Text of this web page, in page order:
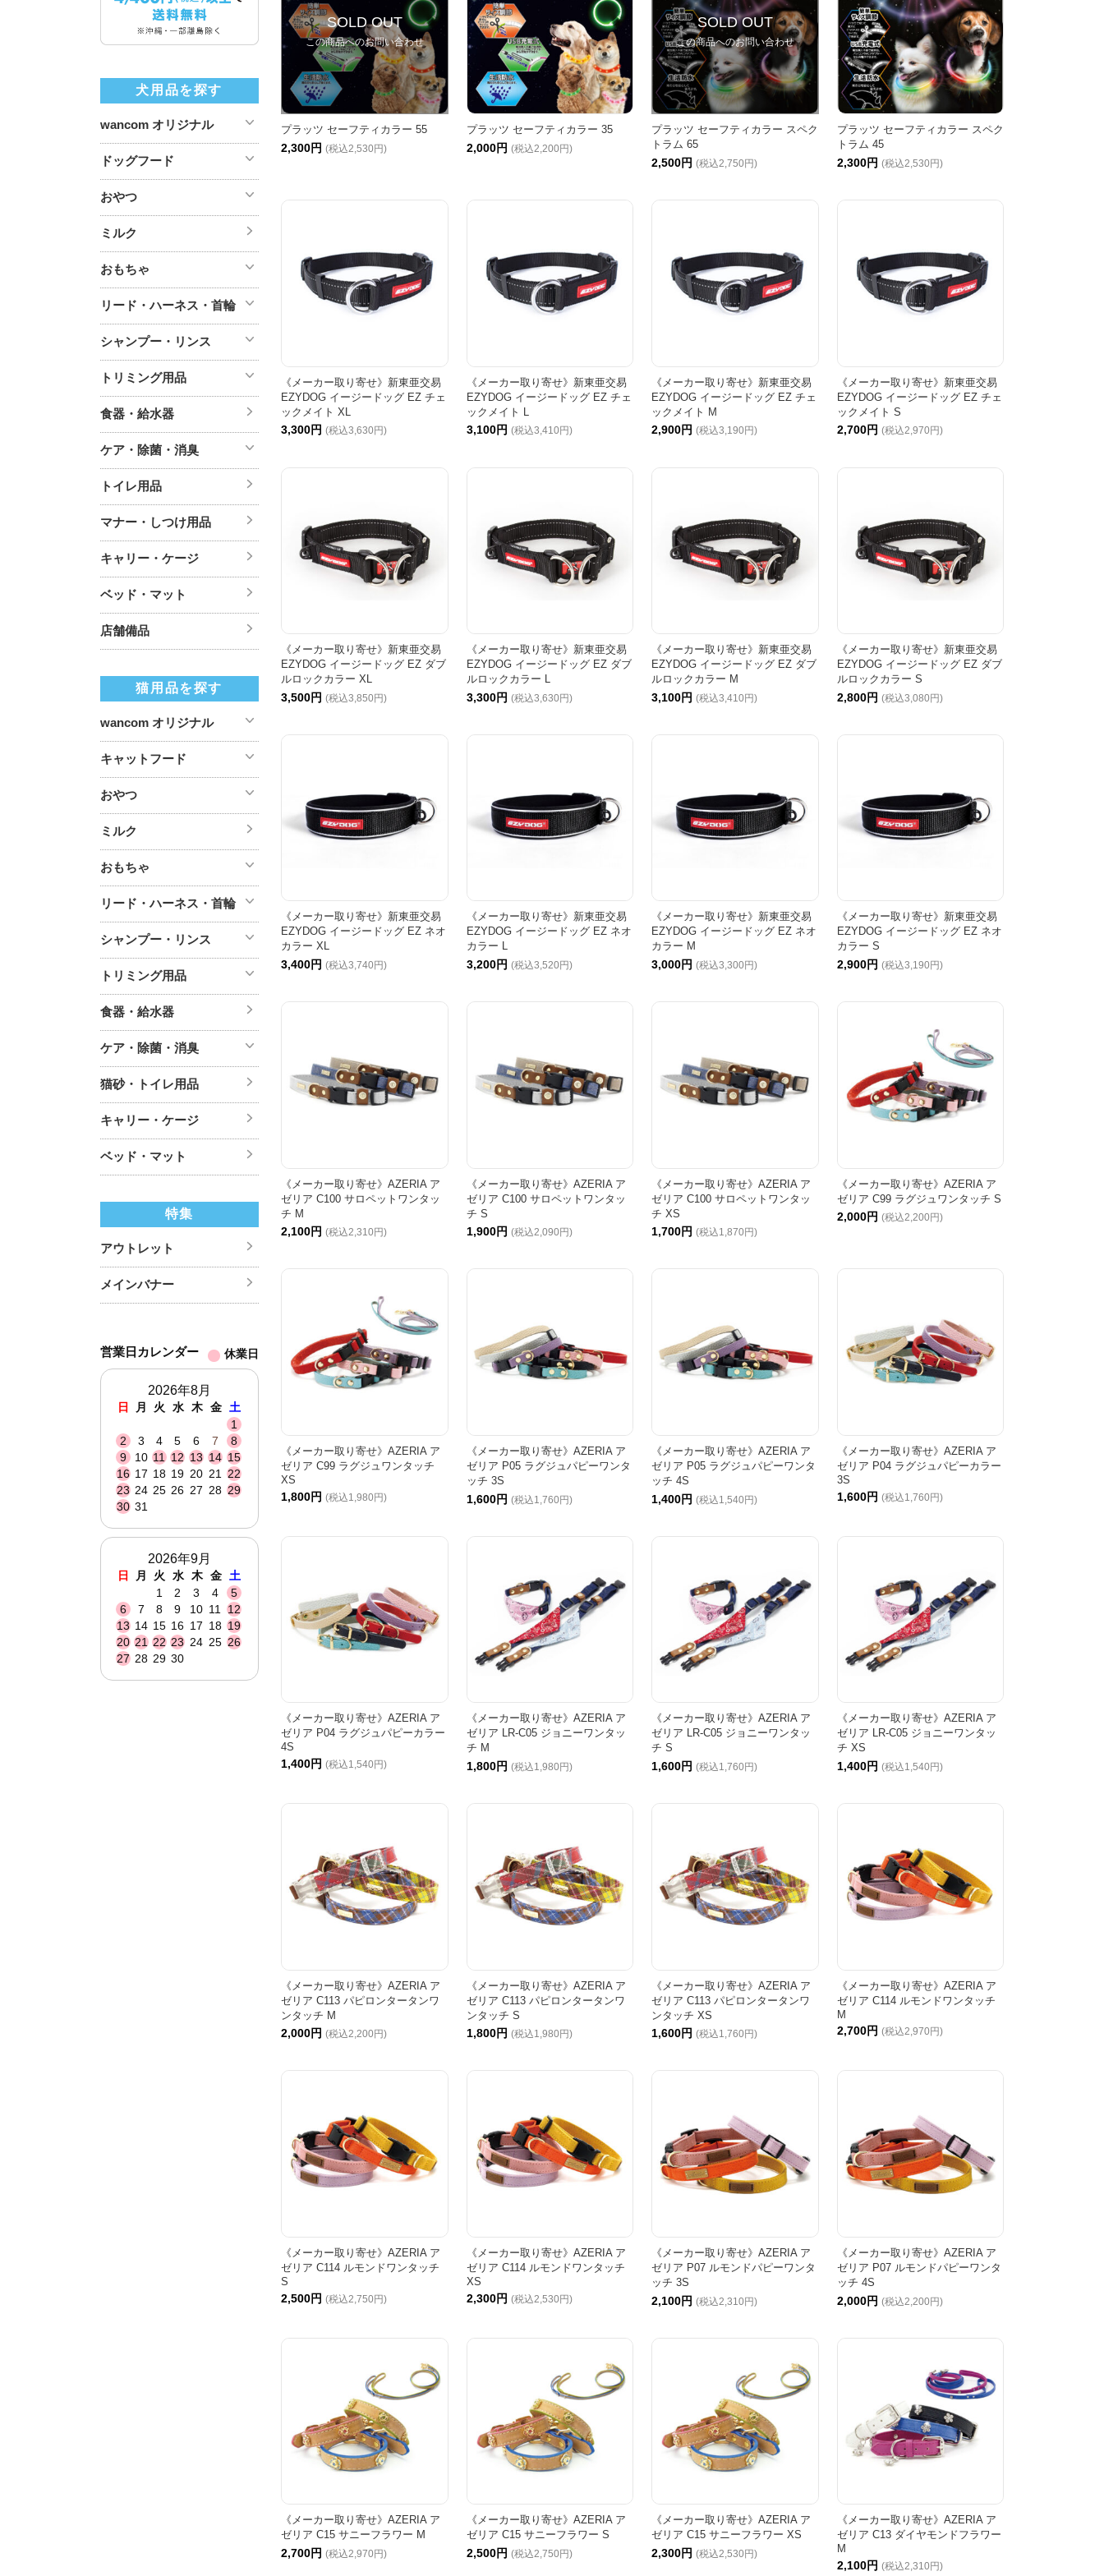
SOLD OUT
この商品へのお問い合わせ
プラッツ セーフティカラー 55
2,300円 (税込2,530円)
プラッツ セーフティカラー 35
2,000円 (税込2,200円)
SOLD OUT
この商品へのお問い合わせ
プラッツ セーフティカラー スペク
トラム 65
2,500円 (税込2,750円)
プラッツ セーフティカラー スペク
トラム 45
2,300円 (税込2,530円)
《メーカー取り寄せ》新東亜交易
EZYDOG イージードッグ EZ チェ
ックメイト XL
3,300円 (税込3,630円)
《メーカー取り寄せ》新東亜交易
EZYDOG イージードッグ EZ チェ
ックメイト L
3,100円 (税込3,410円)
《メーカー取り寄せ》新東亜交易
EZYDOG イージードッグ EZ チェ
ックメイト M
2,900円 (税込3,190円)
《メーカー取り寄せ》新東亜交易
EZYDOG イージードッグ EZ チェ
ックメイト S
2,700円 (税込2,970円)
《メーカー取り寄せ》新東亜交易
EZYDOG イージードッグ EZ ダブ
ルロックカラー XL
3,500円 (税込3,850円)
《メーカー取り寄せ》新東亜交易
EZYDOG イージードッグ EZ ダブ
ルロックカラー L
3,300円 (税込3,630円)
《メーカー取り寄せ》新東亜交易
EZYDOG イージードッグ EZ ダブ
ルロックカラー M
3,100円 (税込3,410円)
《メーカー取り寄せ》新東亜交易
EZYDOG イージードッグ EZ ダブ
ルロックカラー S
2,800円 (税込3,080円)
《メーカー取り寄せ》新東亜交易
EZYDOG イージードッグ EZ ネオ
カラー XL
3,400円 (税込3,740円)
《メーカー取り寄せ》新東亜交易
EZYDOG イージードッグ EZ ネオ
カラー L
3,200円 (税込3,520円)
《メーカー取り寄せ》新東亜交易
EZYDOG イージードッグ EZ ネオ
カラー M
3,000円 (税込3,300円)
《メーカー取り寄せ》新東亜交易
EZYDOG イージードッグ EZ ネオ
カラー S
2,900円 (税込3,190円)
《メーカー取り寄せ》AZERIA ア
ゼリア C100 サロペットワンタッ
チ M
2,100円 (税込2,310円)
《メーカー取り寄せ》AZERIA ア
ゼリア C100 サロペットワンタッ
チ S
1,900円 (税込2,090円)
《メーカー取り寄せ》AZERIA ア
ゼリア C100 サロペットワンタッ
チ XS
1,700円 (税込1,870円)
《メーカー取り寄せ》AZERIA ア
ゼリア C99 ラグジュワンタッチ S
2,000円 (税込2,200円)
《メーカー取り寄せ》AZERIA ア
ゼリア C99 ラグジュワンタッチ
XS
1,800円 (税込1,980円)
《メーカー取り寄せ》AZERIA ア
ゼリア P05 ラグジュパピーワンタ
ッチ 3S
1,600円 (税込1,760円)
《メーカー取り寄せ》AZERIA ア
ゼリア P05 ラグジュパピーワンタ
ッチ 4S
1,400円 (税込1,540円)
《メーカー取り寄せ》AZERIA ア
ゼリア P04 ラグジュパピーカラー
3S
1,600円 (税込1,760円)
《メーカー取り寄せ》AZERIA ア
ゼリア P04 ラグジュパピーカラー
4S
1,400円 (税込1,540円)
《メーカー取り寄せ》AZERIA ア
ゼリア LR-C05 ジョニーワンタッ
チ M
1,800円 (税込1,980円)
《メーカー取り寄せ》AZERIA ア
ゼリア LR-C05 ジョニーワンタッ
チ S
1,600円 (税込1,760円)
《メーカー取り寄せ》AZERIA ア
ゼリア LR-C05 ジョニーワンタッ
チ XS
1,400円 (税込1,540円)
《メーカー取り寄せ》AZERIA ア
ゼリア C113 パピロンタータンワ
ンタッチ M
2,000円 (税込2,200円)
《メーカー取り寄せ》AZERIA ア
ゼリア C113 パピロンタータンワ
ンタッチ S
1,800円 (税込1,980円)
《メーカー取り寄せ》AZERIA ア
ゼリア C113 パピロンタータンワ
ンタッチ XS
1,600円 (税込1,760円)
《メーカー取り寄せ》AZERIA ア
ゼリア C114 ルモンドワンタッチ
M
2,700円 (税込2,970円)
《メーカー取り寄せ》AZERIA ア
ゼリア C114 ルモンドワンタッチ
S
2,500円 (税込2,750円)
《メーカー取り寄せ》AZERIA ア
ゼリア C114 ルモンドワンタッチ
XS
2,300円 (税込2,530円)
《メーカー取り寄せ》AZERIA ア
ゼリア P07 ルモンドパピーワンタ
ッチ 3S
2,100円 (税込2,310円)
《メーカー取り寄せ》AZERIA ア
ゼリア P07 ルモンドパピーワンタ
ッチ 4S
2,000円 (税込2,200円)
《メーカー取り寄せ》AZERIA ア
ゼリア C15 サニーフラワー M
2,700円 (税込2,970円)
《メーカー取り寄せ》AZERIA ア
ゼリア C15 サニーフラワー S
2,500円 (税込2,750円)
《メーカー取り寄せ》AZERIA ア
ゼリア C15 サニーフラワー XS
2,300円 (税込2,530円)
《メーカー取り寄せ》AZERIA ア
ゼリア C13 ダイヤモンドフラワー
M
2,100円 (税込2,310円)
犬用品を探す
wancom オリジナル
ドッグフード
おやつ
ミルク
おもちゃ
リード・ハーネス・首輪
シャンプー・リンス
トリミング用品
食器・給水器
ケア・除菌・消臭
トイレ用品
マナー・しつけ用品
キャリー・ケージ
ベッド・マット
店舗備品
猫用品を探す
wancom オリジナル
キャットフード
おやつ
ミルク
おもちゃ
リード・ハーネス・首輪
シャンプー・リンス
トリミング用品
食器・給水器
ケア・除菌・消臭
猫砂・トイレ用品
キャリー・ケージ
ベッド・マット
特集
アウトレット
メインバナー
営業日カレンダー 休業日
2026年8月
日 月 火 水 木 金
土
1
2
3 4 5 6 7
8
9
10 11 12 13 14 15
16 17 18 19 20 21 22
23 24 25 26 27 28 29
30 31
2026年9月
日 月 火 水 木 金
土
1
2 3 4
5
6
7 8 9 10 11
12
13 14 15 16 17 18 19
20 21 22 23 24 25 26
27 28 29 30